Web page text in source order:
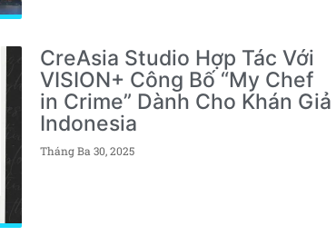
CreAsia Studio Hợp Tác Với
VISION+ Công Bố “My Chef
in Crime” Dành Cho Khán Giả
Indonesia
Tháng Ba 30, 2025